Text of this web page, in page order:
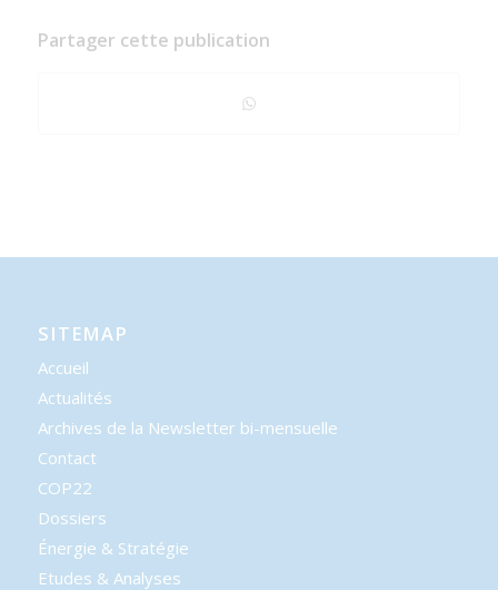
Partager cette publication
SITEMAP
Accueil
Actualités
Archives de la Newsletter bi-mensuelle
Contact
COP22
Dossiers
Énergie & Stratégie
Etudes & Analyses